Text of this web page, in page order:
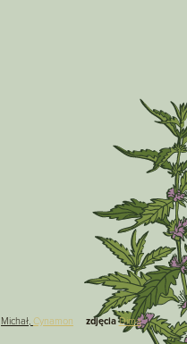
Michał,Cynamon zdjęciaDima